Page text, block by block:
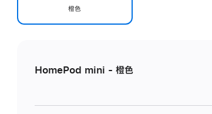
橙色
HomePod mini - 橙色